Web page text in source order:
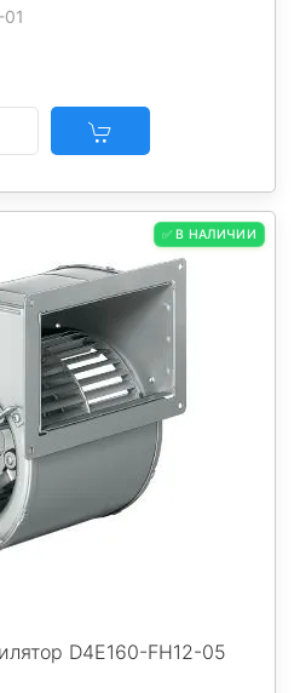
✅ В НАЛИЧИИ
D4E160-FH12-05